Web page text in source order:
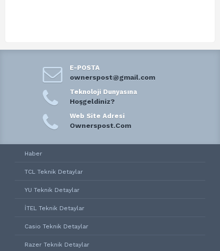
E-POSTA
ownerspost@gmail.com
Teknoloji Dunyasına
Hoşgeldiniz?
Web Site Adresi
Ownerspost.Com
Haber
TCL Teknik Detaylar
YU Teknik Detaylar
İTEL Teknik Detaylar
Casio Teknik Detaylar
Razer Teknik Detaylar